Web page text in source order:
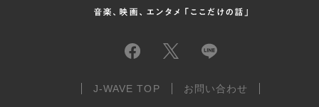
J-WAVE TOP お問い合わせ